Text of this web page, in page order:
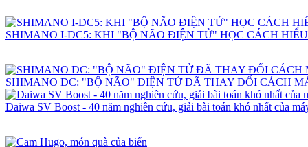
SHIMANO I-DC5: KHI "BỘ NÃO ĐIỆN TỬ" HỌC CÁCH
SHIMANO DC: "BỘ NÃO" ĐIỆN TỬ ĐÃ THAY ĐỔI CÁCH
Daiwa SV Boost - 40 năm nghiên cứu, giải bài toán khó nhất của